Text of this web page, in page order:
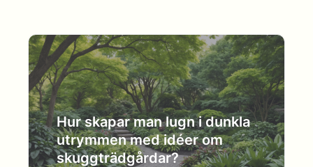
Hur skapar man lugn i dunkla
utrymmen med idéer om
skuggträdgårdar?